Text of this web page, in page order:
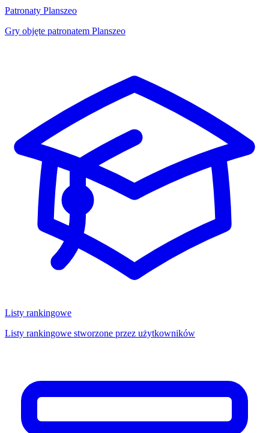
Patronaty Planszeo
Gry objęte patronatem Planszeo
Listy rankingowe
Listy rankingowe stworzone przez użytkowników